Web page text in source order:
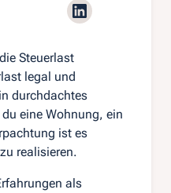
Steuerlast
legal und
durchdachtes
eine Wohnung, ein
ist es
realisieren.
als